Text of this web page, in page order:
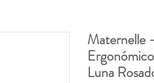
Maternelle
Luna